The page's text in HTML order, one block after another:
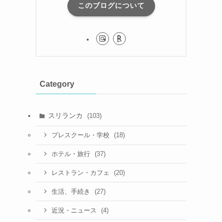
このブログについて
Category
スリランカ (103)
プレスクール・学校 (18)
ホテル・旅行 (37)
レストラン・カフェ (20)
生活、手続き (27)
近況・ニュース (4)